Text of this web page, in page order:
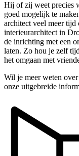
Hij of zij weet precies
goed mogelijk te
architect veel meer
interieurarchitect in
de inrichting met een
laten. Zo hou je zelf
het omgaan met
Wil je meer weten
onze uitgebreide